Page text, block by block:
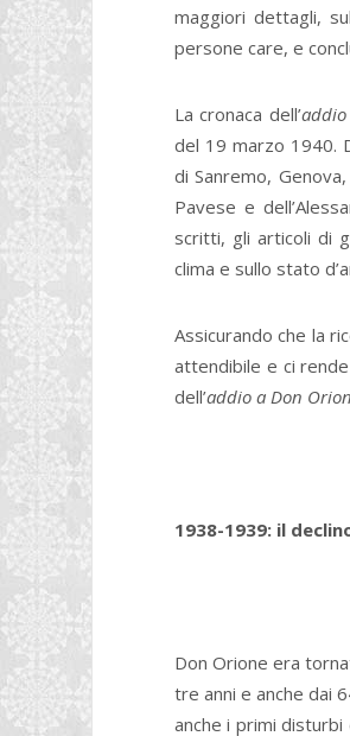
maggiori dettagli,
persone care, e
La cronaca dell’
del 19 marzo 1940.
di Sanremo,
Pavese e
scritti, gli articoli di
clima e sullo stato
Assicurando che la
attendibile e ci
dell’addio a Don
1938-1939: il
Don Orione era
tre anni e anche dai
anche i primi disturbi